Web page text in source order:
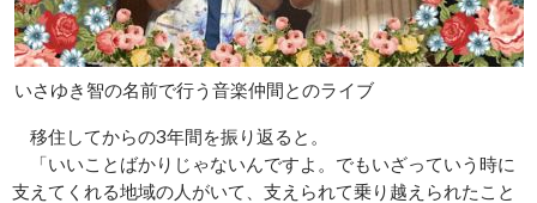
いさゆき智の名前で行う音楽仲間とのライブ
移住してからの3年間を振り返ると。
「いいことばかりじゃないんですよ。でもいざっていう時に
支えてくれる地域の人がいて、支えられて乗り越えられたこと